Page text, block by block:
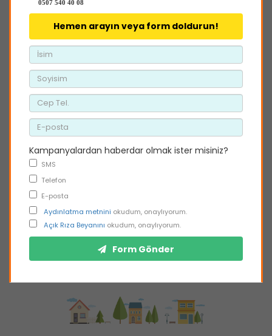
0507 540 40 08
Hemen arayın veya form doldurun!
Kampanyalardan haberdar olmak ister misiniz?
SMS
Telefon
E-posta
Aydınlatma metnini okudum, onaylıyorum.
Açık Rıza Beyanını okudum, onaylıyorum.
Form Gönder